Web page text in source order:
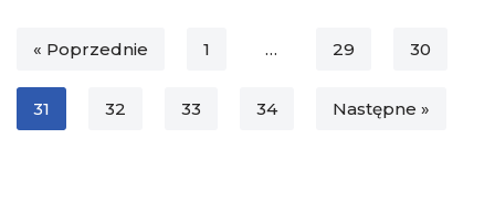
« Poprzednie 1 … 29 30
31 32 33 34 Następne »